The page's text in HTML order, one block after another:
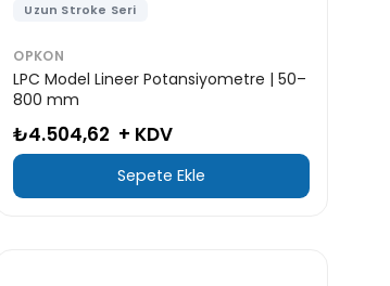
Uzun Stroke Seri
OPKON
LPC Model Lineer Potansiyometre | 50–
800 mm
₺4.504,62 + KDV
Sepete Ekle